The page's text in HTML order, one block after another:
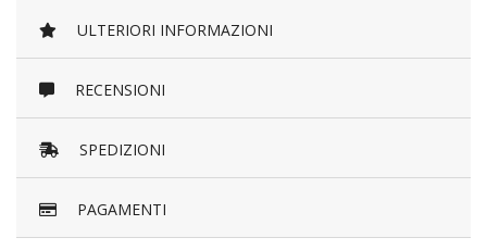
ULTERIORI INFORMAZIONI
RECENSIONI
SPEDIZIONI
PAGAMENTI